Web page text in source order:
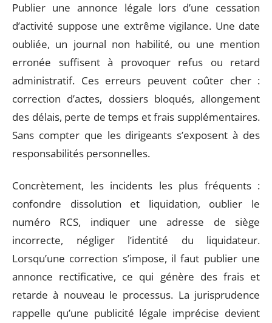
Publier une annonce légale lors d’une cessation
d’activité suppose une extrême vigilance. Une date
oubliée, un journal non habilité, ou une mention
erronée suffisent à provoquer refus ou retard
administratif. Ces erreurs peuvent coûter cher :
correction d’actes, dossiers bloqués, allongement
des délais, perte de temps et frais supplémentaires.
Sans compter que les dirigeants s’exposent à des
responsabilités personnelles.
Concrètement, les incidents les plus fréquents :
confondre dissolution et liquidation, oublier le
numéro RCS, indiquer une adresse de siège
incorrecte, négliger l’identité du liquidateur.
Lorsqu’une correction s’impose, il faut publier une
annonce rectificative, ce qui génère des frais et
retarde à nouveau le processus. La jurisprudence
rappelle qu’une publicité légale imprécise devient